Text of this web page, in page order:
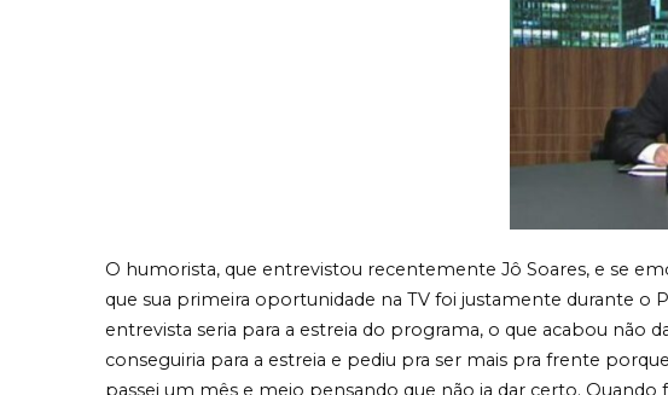
O humorista, que entrevistou recentemente Jô Soares, e se
que sua primeira oportunidade na TV foi justamente durante o
entrevista seria para a estreia do programa, o que acabou não
conseguiria para a estreia e pediu pra ser mais pra frente
passei um mês e meio pensando que não ia dar certo.